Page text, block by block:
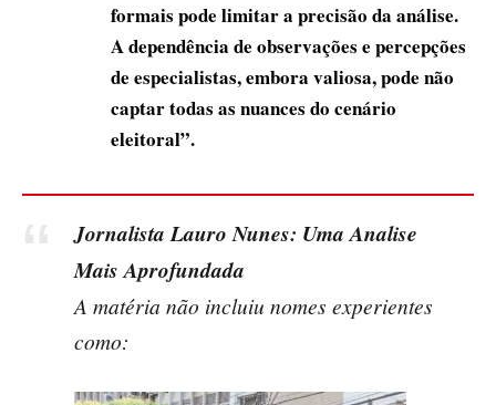
formais pode limitar a precisão da análise.
A dependência de observações e percepções
de especialistas, embora valiosa, pode não
captar todas as nuances do cenário
eleitoral”.
Jornalista Lauro Nunes: Uma Analise
Mais Aprofundada
A matéria não incluiu nomes experientes
como: